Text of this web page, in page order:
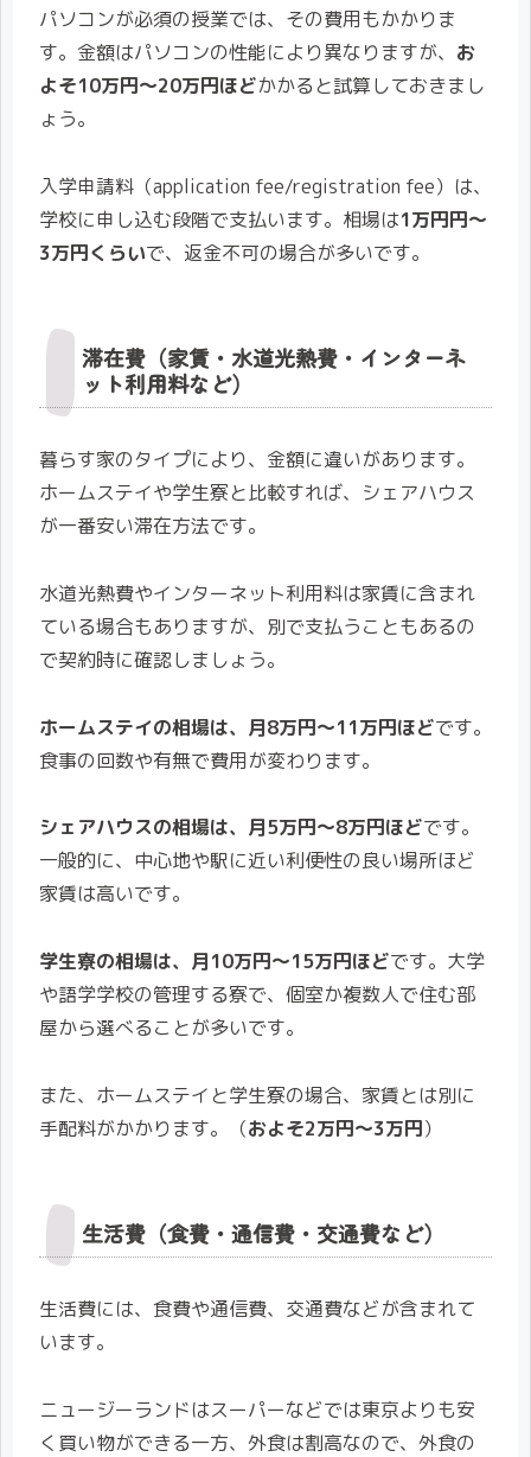
パソコンが必須の授業では、その費用もかかりま
す。金額はパソコンの性能により異なりますが、 お
よそ10万円〜20万円ほどかかると試算しておきまし
ょう。
入学申請料（application fee/registration fee）は、
学校に申し込む段階で支払います。相場は1万円円〜
3万円くらいで、返金不可の場合が多いです。
滞在費（家賃・水道光熱費・インターネ
ット利用料など）
暮らす家のタイプにより、金額に違いがあります。
ホームステイや学生寮と比較すれば、シェアハウス
が一番安い滞在方法です。
水道光熱費やインターネット利用料は家賃に含まれ
ている場合もありますが、別で支払うこともあるの
で契約時に確認しましょう。
ホームステイの相場は、月8万円〜11万円ほどです。
食事の回数や有無で費用が変わります。
シェアハウスの相場は、月5万円〜8万円ほどです。
一般的に、中心地や駅に近い利便性の良い場所ほど
家賃は高いです。
学生寮の相場は、月10万円〜15万円ほどです。大学
や語学学校の管理する寮で、個室か複数人で住む部
屋から選べることが多いです。
また、ホームステイと学生寮の場合、家賃とは別に
手配料がかかります。（およそ2万円〜3万円）
生活費（食費・通信費・交通費など）
生活費には、食費や通信費、交通費などが含まれて
います。
ニュージーランドはスーパーなどでは東京よりも安
く買い物ができる一方、外食は割高なので、外食の